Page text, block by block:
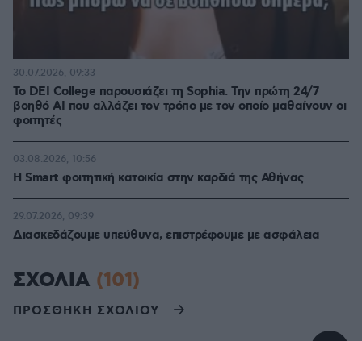
Το DEI College παρουσιάζει τη Sophia. Την πρώτη 24/7
βοηθό AI που αλλάζει τον τρόπο με τον οποίο μαθαίνουν οι
φοιτητές
30.07.2026, 09:33
Η Smart φοιτητική κατοικία στην καρδιά της Αθήνας
03.08.2026, 10:56
Διασκεδάζουμε υπεύθυνα, επιστρέφουμε με ασφάλεια
29.07.2026, 09:39
ΣΧΟΛΙΑ (101)
ΠΡΟΣΘΗΚΗ ΣΧΟΛΙΟΥ